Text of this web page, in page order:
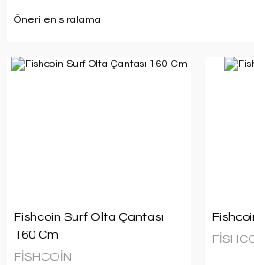
Fishcoin Surf Olta Çantası
160 Cm
FİSHCOİN